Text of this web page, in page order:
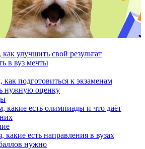
улучшить свой результат
в вуз мечты
как подготовиться к экзаменам
нужную оценку
какие есть олимпиады и что даёт
какие есть направления в вузах
нужно